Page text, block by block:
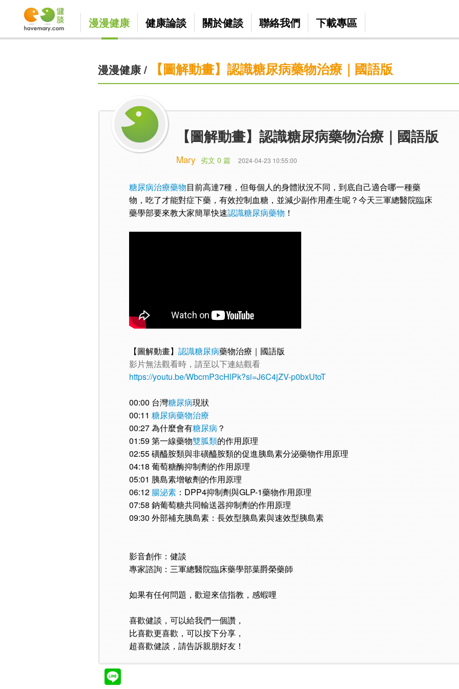
漫漫健康 健康論談 關於健談 聯絡我們 下載專區
漫漫健康/ 【圖解動畫】認識糖尿病藥物治療｜國語版
【圖解動畫】認識糖尿病藥物治療｜國語版
Mary 劣文 0 篇 2024-04-23 10:55:00
糖尿病治療藥物目前高達7種，但每個人的身體狀況不同，到底自己適合哪一種藥
物，吃了才能對症下藥，有效控制血糖，並減少副作用產生呢？今天三軍總醫院臨床
藥學部要來教大家簡單快速認識糖尿病藥物 ！
【圖解動畫】認識糖尿病藥物治療｜國語版
影片無法觀看時，請至以下連結觀看
https://youtu.be/WbcmP3cHlPk?si=J6C4jZV-p0bxUtoT
00:00 台灣糖尿病現狀
00:11糖尿病藥物治療
00:27 為什麼會有糖尿病 ？
01:59 第一線藥物雙胍類的作用原理
02:55 磺醯胺類與非磺醯胺類的促進胰島素分泌藥物作用原理
04:18 葡萄糖酶抑制劑的作用原理
05:01 胰島素增敏劑的作用原理
06:12 腸泌素 ：DPP4抑制劑與GLP-1藥物作用原理
07:58 鈉葡萄糖共同輸送器抑制劑的作用原理
09:30 外部補充胰島素：長效型胰島素與速效型胰島素
影音創作：健談
專家諮詢：三軍總醫院臨床藥學部葉爵榮藥師
如果有任何問題，歡迎來信指教，感蝦哩
喜歡健談，可以給我們一個讚，
比喜歡更喜歡，可以按下分享，
超喜歡健談，請告訴親朋好友！